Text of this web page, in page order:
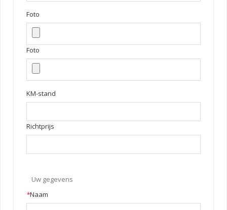
Foto
Foto
KM-stand
Richtprijs
Uw gegevens
*Naam